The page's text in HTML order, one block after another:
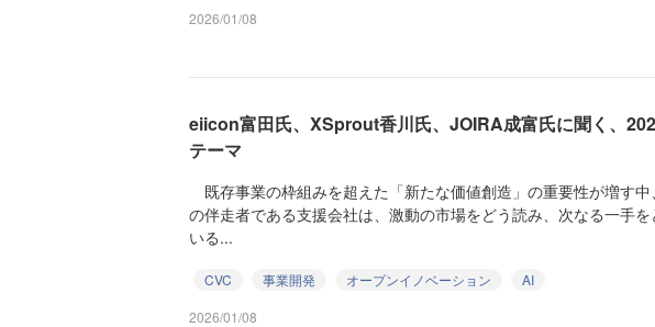
2026/01/08
eiicon富田氏、XSprout香川氏、JOIRA成富氏に聞く、
テーマ
既存事業の枠組みを超えた「新たな価値創造」の重要性が増す中
の伴走者である支援会社は、激動の市場をどう読み、次なる一手を
いる...
CVC 事業開発 オープンイノベーション
AI
2026/01/08